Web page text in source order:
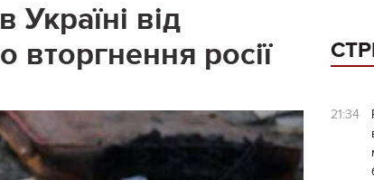
від
вторгнення росії
21:34